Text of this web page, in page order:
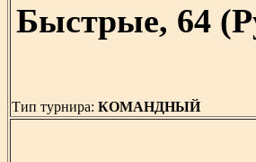
Быстрые, 64
Тип турнира: КОМАНДНЫЙ